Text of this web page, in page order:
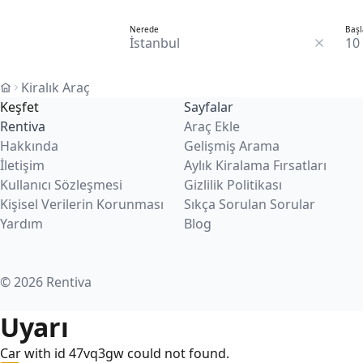
Nerede
Kiralık Araç
Keşfet
Rentiva
Hakkında
İletişim
Kullanıcı Sözleşmesi
Kişisel Verilerin Korunması
Yardım
Sayfalar
Araç Ekle
Gelişmiş Arama
Aylık Kiralama Fırsatları
Gizlilik Politikası
Sıkça Sorulan Sorular
Blog
© 2026 Rentiva
Uyarı
Car with id 47vq3gw could not found.